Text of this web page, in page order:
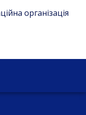
організація